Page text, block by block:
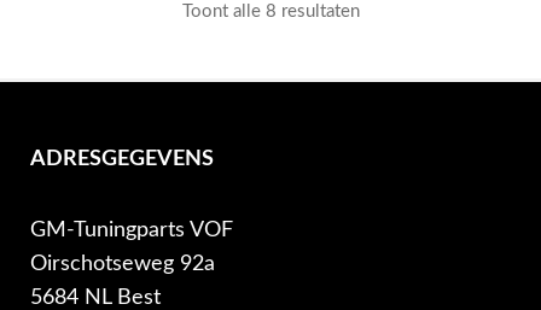
Toont alle 8 resultaten
ADRESGEGEVENS
GM-Tuningparts VOF
Oirschotseweg 92a
5684 NL Best